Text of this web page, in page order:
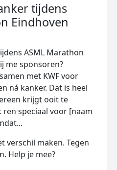
tijdens
Eindhoven
ASML Marathon
me sponsoren?
met KWF voor
ná kanker. Dat is heel
krijgt ooit te
ren speciaal voor [naam
verschil maken. Tegen
Help je mee?